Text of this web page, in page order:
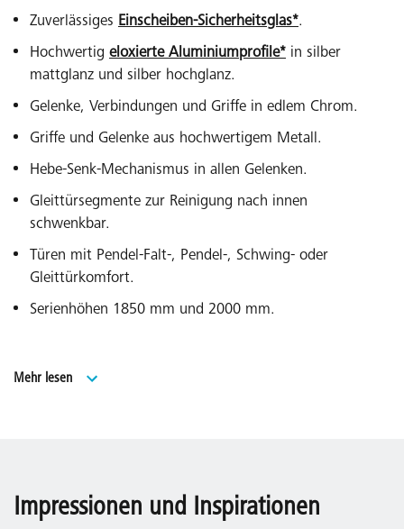
Zuverlässiges Einscheiben-Sicherheitsglas*.
Hochwertig eloxierte Aluminiumprofile* in silber
mattglanz und silber hochglanz.
Gelenke, Verbindungen und Griffe in edlem Chrom.
Griffe und Gelenke aus hochwertigem Metall.
Hebe-Senk-Mechanismus in allen Gelenken.
Gleittürsegmente zur Reinigung nach innen
schwenkbar.
Türen mit Pendel-Falt-, Pendel-, Schwing- oder
Gleittürkomfort.
Serienhöhen 1850 mm und 2000 mm.
Viertelkreis-Duschkabine (Schwingtüren, Gleittüren)
Mehr lesen
Impressionen und Inspirationen